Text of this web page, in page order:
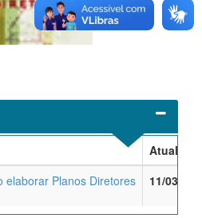
elaborar Planos Diretores
11/03/